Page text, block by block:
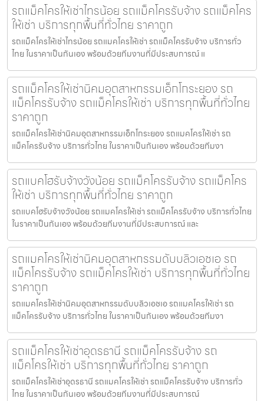
รถแม็คโครให้เช่าไทรน้อย รถแม็คโครรับจ้าง รถแม็คโคร
ให้เช่า บริการทุกพื้นที่ทั่วไทย ราคาถูก
รถแม็คโครให้เช่าไทรน้อย รถแมคโครให้เช่า รถแม็คโครรับจ้าง บริการทั่ว
ไทย ในราคาเป็นกันเอง พร้อมด้วยทีมงานที่มีประสบการณ์ แ
รถแม็คโครให้เช่านิคมอุตสาหกรรมเอ็กโกระยอง รถ
แม็คโครรับจ้าง รถแม็คโครให้เช่า บริการทุกพื้นที่ทั่วไทย
ราคาถูก
รถแม็คโครให้เช่านิคมอุตสาหกรรมเอ็กโกระยอง รถแมคโครให้เช่า รถ
แม็คโครรับจ้าง บริการทั่วไทย ในราคาเป็นกันเอง พร้อมด้วยทีมงา
รถแบคโฮรับจ้างวังน้อย รถแม็คโครรับจ้าง รถแม็คโคร
ให้เช่า บริการทุกพื้นที่ทั่วไทย ราคาถูก
รถแบคโฮรับจ้างวังน้อย รถแมคโครให้เช่า รถแม็คโครรับจ้าง บริการทั่วไทย
ในราคาเป็นกันเอง พร้อมด้วยทีมงานที่มีประสบการณ์ และ
รถแมคโครให้เช่านิคมอุตสาหกรรมดับบลิวเอชเอ รถ
แม็คโครรับจ้าง รถแม็คโครให้เช่า บริการทุกพื้นที่ทั่วไทย
ราคาถูก
รถแมคโครให้เช่านิคมอุตสาหกรรมดับบลิวเอชเอ รถแมคโครให้เช่า รถ
แม็คโครรับจ้าง บริการทั่วไทย ในราคาเป็นกันเอง พร้อมด้วยทีมงา
รถแม็คโครให้เช่าอุดรธานี รถแม็คโครรับจ้าง รถ
แม็คโครให้เช่า บริการทุกพื้นที่ทั่วไทย ราคาถูก
รถแม็คโครให้เช่าอุดรธานี รถแมคโครให้เช่า รถแม็คโครรับจ้าง บริการทั่ว
ไทย ในราคาเป็นกันเอง พร้อมด้วยทีมงานที่มีประสบการณ์